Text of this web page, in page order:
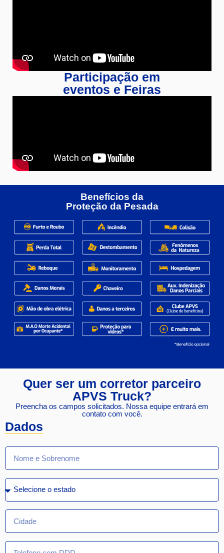
Participação em
eventos e Feiras
Benefícios da
Proteção da Pesada
Quer ser um corretor parceiro
APVS Truck?
Preencha os campos solicitados. Nossa equipe entrará em
contato com você.
Dados